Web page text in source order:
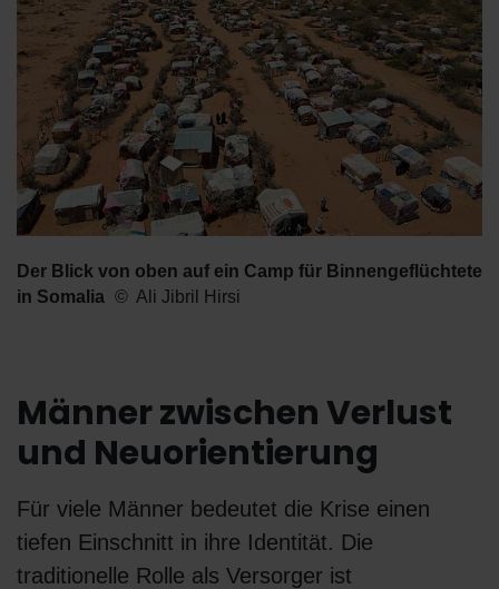
Der Blick von oben auf ein Camp für Binnengeflüchtete
in Somalia
Ali Jibril Hirsi
Männer zwischen Verlust
und Neuorientierung
Für viele Männer bedeutet die Krise einen
tiefen Einschnitt in ihre Identität. Die
traditionelle Rolle als Versorger ist